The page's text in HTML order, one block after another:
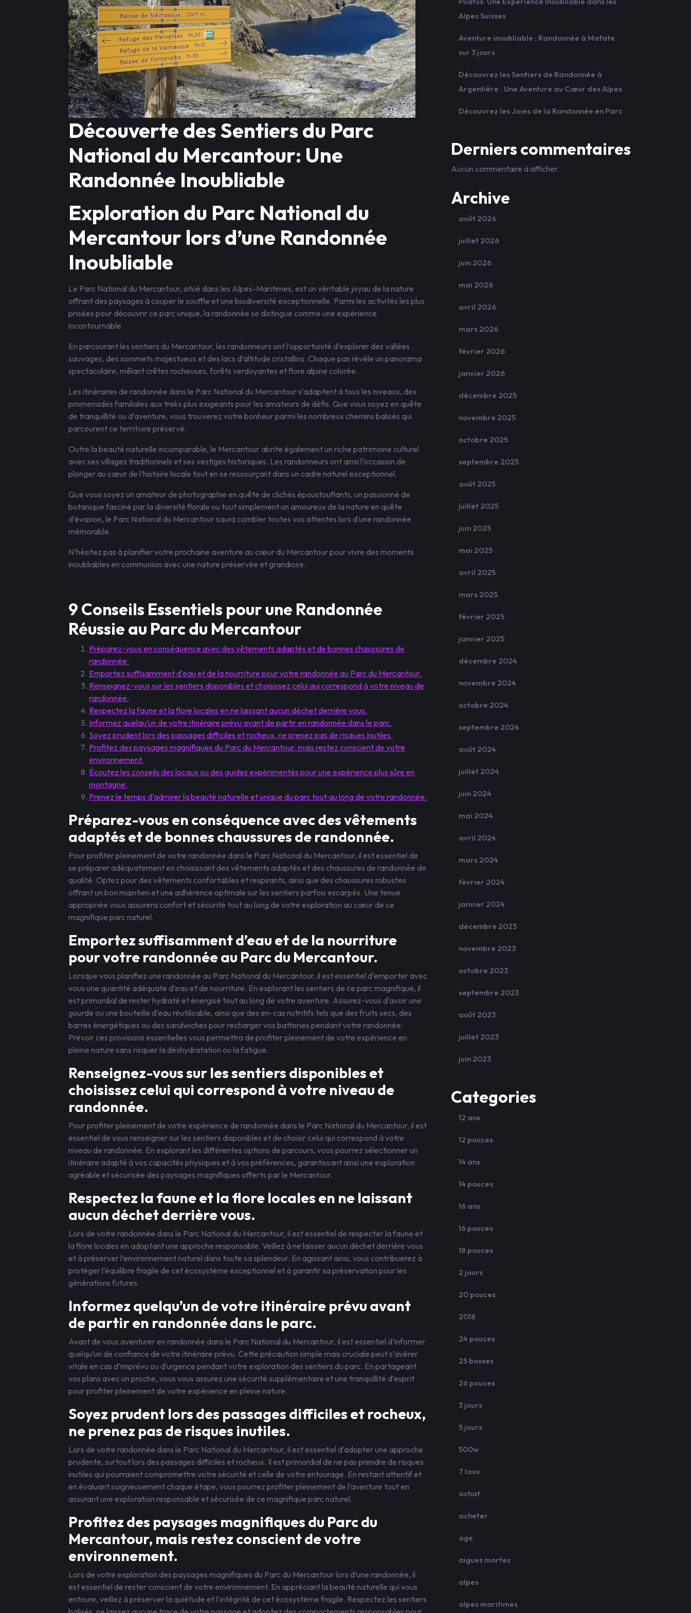
Découverte des Sentiers du Parc
National du Mercantour: Une
Randonnée Inoubliable
Exploration du Parc National du
Mercantour lors d’une Randonnée
Inoubliable
Le Parc National du Mercantour, situé dans les Alpes-Maritimes, est un véritable joyau de la nature
offrant des paysages à couper le souffle et une biodiversité exceptionnelle. Parmi les activités les plus
prisées pour découvrir ce parc unique, la randonnée se distingue comme une expérience
incontournable.
En parcourant les sentiers du Mercantour, les randonneurs ont l’opportunité d’explorer des vallées
sauvages, des sommets majestueux et des lacs d’altitude cristallins. Chaque pas révèle un panorama
spectaculaire, mêlant crêtes rocheuses, forêts verdoyantes et flore alpine colorée.
Les itinéraires de randonnée dans le Parc National du Mercantour s’adaptent à tous les niveaux, des
promenades familiales aux treks plus exigeants pour les amateurs de défis. Que vous soyez en quête
de tranquillité ou d’aventure, vous trouverez votre bonheur parmi les nombreux chemins balisés qui
parcourent ce territoire préservé.
Outre la beauté naturelle incomparable, le Mercantour abrite également un riche patrimoine culturel
avec ses villages traditionnels et ses vestiges historiques. Les randonneurs ont ainsi l’occasion de
plonger au cœur de l’histoire locale tout en se ressourçant dans un cadre naturel exceptionnel.
Que vous soyez un amateur de photographie en quête de clichés époustouflants, un passionné de
botanique fasciné par la diversité florale ou tout simplement un amoureux de la nature en quête
d’évasion, le Parc National du Mercantour saura combler toutes vos attentes lors d’une randonnée
mémorable.
N’hésitez pas à planifier votre prochaine aventure au cœur du Mercantour pour vivre des moments
inoubliables en communion avec une nature préservée et grandiose.
9 Conseils Essentiels pour une Randonnée
Réussie au Parc du Mercantour
Préparez-vous en conséquence avec des vêtements adaptés et de bonnes chaussures de
randonnée.
Emportez suffisamment d’eau et de la nourriture pour votre randonnée au Parc du Mercantour.
Renseignez-vous sur les sentiers disponibles et choisissez celui qui correspond à votre niveau de
randonnée.
Respectez la faune et la flore locales en ne laissant aucun déchet derrière vous.
Informez quelqu’un de votre itinéraire prévu avant de partir en randonnée dans le parc.
Soyez prudent lors des passages difficiles et rocheux, ne prenez pas de risques inutiles.
Profitez des paysages magnifiques du Parc du Mercantour, mais restez conscient de votre
environnement.
Écoutez les conseils des locaux ou des guides expérimentés pour une expérience plus sûre en
montagne.
Prenez le temps d’admirer la beauté naturelle et unique du parc tout au long de votre randonnée.
Préparez-vous en conséquence avec des vêtements
adaptés et de bonnes chaussures de randonnée.
Pour profiter pleinement de votre randonnée dans le Parc National du Mercantour, il est essentiel de
se préparer adéquatement en choisissant des vêtements adaptés et des chaussures de randonnée de
qualité. Optez pour des vêtements confortables et respirants, ainsi que des chaussures robustes
offrant un bon maintien et une adhérence optimale sur les sentiers parfois escarpés. Une tenue
appropriée vous assurera confort et sécurité tout au long de votre exploration au cœur de ce
magnifique parc naturel.
Emportez suffisamment d’eau et de la nourriture
pour votre randonnée au Parc du Mercantour.
Lorsque vous planifiez une randonnée au Parc National du Mercantour, il est essentiel d’emporter avec
vous une quantité adéquate d’eau et de nourriture. En explorant les sentiers de ce parc magnifique, il
est primordial de rester hydraté et énergisé tout au long de votre aventure. Assurez-vous d’avoir une
gourde ou une bouteille d’eau réutilisable, ainsi que des en-cas nutritifs tels que des fruits secs, des
barres énergétiques ou des sandwiches pour recharger vos batteries pendant votre randonnée.
Prévoir ces provisions essentielles vous permettra de profiter pleinement de votre expérience en
pleine nature sans risquer la déshydratation ou la fatigue.
Renseignez-vous sur les sentiers disponibles et
choisissez celui qui correspond à votre niveau de
randonnée.
Pour profiter pleinement de votre expérience de randonnée dans le Parc National du Mercantour, il est
essentiel de vous renseigner sur les sentiers disponibles et de choisir celui qui correspond à votre
niveau de randonnée. En explorant les différentes options de parcours, vous pourrez sélectionner un
itinéraire adapté à vos capacités physiques et à vos préférences, garantissant ainsi une exploration
agréable et sécurisée des paysages magnifiques offerts par le Mercantour.
Respectez la faune et la flore locales en ne laissant
aucun déchet derrière vous.
Lors de votre randonnée dans le Parc National du Mercantour, il est essentiel de respecter la faune et
la flore locales en adoptant une approche responsable. Veillez à ne laisser aucun déchet derrière vous
et à préserver l’environnement naturel dans toute sa splendeur. En agissant ainsi, vous contribuerez à
protéger l’équilibre fragile de cet écosystème exceptionnel et à garantir sa préservation pour les
générations futures.
Informez quelqu’un de votre itinéraire prévu avant
de partir en randonnée dans le parc.
Avant de vous aventurer en randonnée dans le Parc National du Mercantour, il est essentiel d’informer
quelqu’un de confiance de votre itinéraire prévu. Cette précaution simple mais cruciale peut s’avérer
vitale en cas d’imprévu ou d’urgence pendant votre exploration des sentiers du parc. En partageant
vos plans avec un proche, vous vous assurez une sécurité supplémentaire et une tranquillité d’esprit
pour profiter pleinement de votre expérience en pleine nature.
Soyez prudent lors des passages difficiles et rocheux,
ne prenez pas de risques inutiles.
Lors de votre randonnée dans le Parc National du Mercantour, il est essentiel d’adopter une approche
prudente, surtout lors des passages difficiles et rocheux. Il est primordial de ne pas prendre de risques
inutiles qui pourraient compromettre votre sécurité et celle de votre entourage. En restant attentif et
en évaluant soigneusement chaque étape, vous pourrez profiter pleinement de l’aventure tout en
assurant une exploration responsable et sécurisée de ce magnifique parc naturel.
Profitez des paysages magnifiques du Parc du
Mercantour, mais restez conscient de votre
environnement.
Lors de votre exploration des paysages magnifiques du Parc du Mercantour lors d’une randonnée, il
est essentiel de rester conscient de votre environnement. En appréciant la beauté naturelle qui vous
entoure, veillez à préserver la quiétude et l’intégrité de cet écosystème fragile. Respectez les sentiers
Alpes Suisses
Aventure inoubliable : Randonnée à Mafate
sur 3 jours
Découvrez les Sentiers de Randonnée à
Argentière : Une Aventure au Cœur des Alpes
Découvrez les Joies de la Randonnée en Parc
Derniers commentaires
Aucun commentaire à afficher.
Archive
août 2026
juillet 2026
juin 2026
mai 2026
avril 2026
mars 2026
février 2026
janvier 2026
décembre 2025
novembre 2025
octobre 2025
septembre 2025
août 2025
juillet 2025
juin 2025
mai 2025
avril 2025
mars 2025
février 2025
janvier 2025
décembre 2024
novembre 2024
octobre 2024
septembre 2024
août 2024
juillet 2024
juin 2024
mai 2024
avril 2024
mars 2024
février 2024
janvier 2024
décembre 2023
novembre 2023
octobre 2023
septembre 2023
août 2023
juillet 2023
juin 2023
Categories
12 ans
12 pouces
14 ans
14 pouces
16 ans
16 pouces
18 pouces
2 jours
20 pouces
2018
24 pouces
25 bosses
26 pouces
3 jours
5 jours
500w
7 laux
achat
acheter
age
aigues mortes
alpes
alpes maritimes